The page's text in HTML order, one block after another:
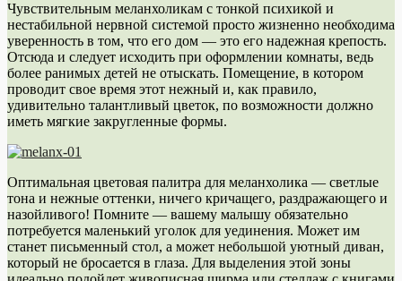
Чувствительным меланхоликам с тонкой психикой и
нестабильной нервной системой просто жизненно необходима
уверенность в том, что его дом — это его надежная крепость.
Отсюда и следует исходить при оформлении комнаты, ведь
более ранимых детей не отыскать. Помещение, в котором
проводит свое время этот нежный и, как правило,
удивительно талантливый цветок, по возможности должно
иметь мягкие закругленные формы.
Оптимальная цветовая палитра для меланхолика — светлые
тона и нежные оттенки, ничего кричащего, раздражающего и
назойливого! Помните — вашему малышу обязательно
потребуется маленький уголок для уединения. Может им
станет письменный стол, а может небольшой уютный диван,
который не бросается в глаза. Для выделения этой зоны